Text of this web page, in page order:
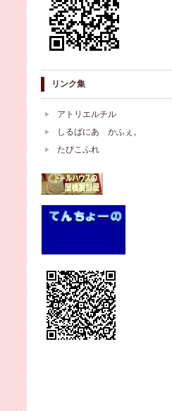
リンク集
アトリエルチル
しるばにあ かふぇ。
たびこふれ